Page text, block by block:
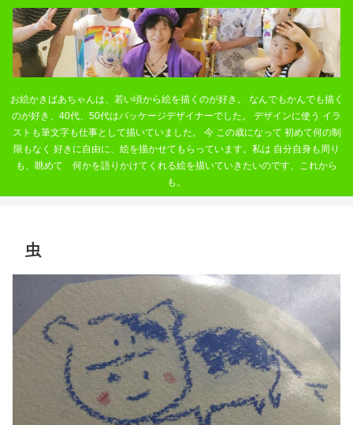
お絵かきばあちゃんは、若い頃から絵を描くのが好き。 なんでもかんでも描く
のが好き、40代、50代はパッケージデザイナーでした。 デザインに使う イラ
ストも筆文字も仕事として描いていました。 今 この歳になって 初めて何の制
限もなく 好きに自由に、絵を描かせてもらっています。私は 自分自身も周り
も、眺めて 何かを語りかけてくれる絵を描いていきたいのです、これから
も。
虫